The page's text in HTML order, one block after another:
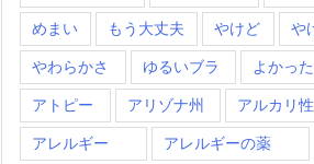
めまい もう大丈夫 やけど や
やわらかさ ゆるいブラ よかっ
アトピー アリゾナ州 アルカリ性
アレルギー アレルギーの薬